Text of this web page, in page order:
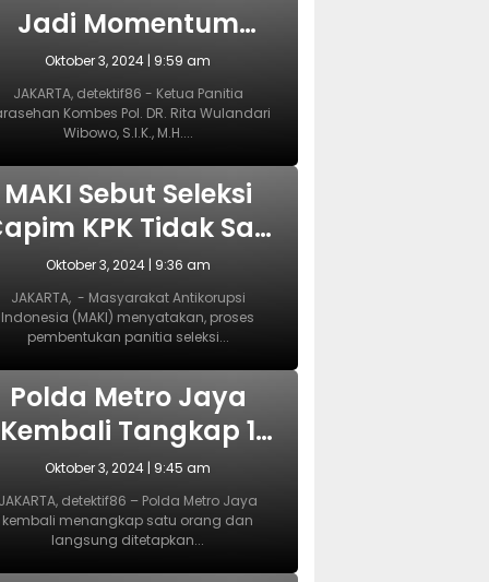
Jadi Momentum
yang Tepat
Wujudkan
Perlindungan
dan Anak
Oktober 3, 2024 | 9:59 am
JAKARTA, detektif86 - Ketua Panitia
Kombes Pol. DR. Rita Wulandari
Wibowo, S.I.K., M.H....
MAKI Sebut Seleksi
KPK Tidak Sah
Sejak Awal, Harusnya
Dilakukan Era
Prabowo
Oktober 3, 2024 | 9:36 am
JAKARTA, - Masyarakat Antikorupsi
Indonesia (MAKI) menyatakan, proses
pembentukan panitia seleksi...
Polda Metro Jaya
Kembali Tangkap 1
Tersangka Kasus
Pembubaran Paksa
Diskusi di Kemang
Oktober 3, 2024 | 9:45 am
JAKARTA, detektif86 – Polda Metro Jaya
kembali menangkap satu orang dan
langsung ditetapkan...